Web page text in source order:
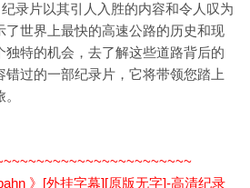
纪录片以其引人入胜的内容和令人叹为
了世界上最快的高速公路的历史和现
独特的机会，去了解这些道路背后的
过的一部纪录片，它将带领您踏上
》[外挂字幕][原版无字]-高清纪录